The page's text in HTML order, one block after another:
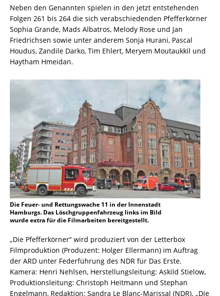
Neben den Genannten spielen in den jetzt entstehenden
Folgen 261 bis 264 die sich verabschiedenden Pfefferkörner
Sophia Grande, Mads Albatros, Melody Rose und Jan
Friedrichsen sowie unter anderem Sonja Hurani, Pascal
Houdus, Zandile Darko, Tim Ehlert, Meryem Moutaukkil und
Haytham Hmeidan.
Die Feuer- und Rettungswache 11 in der Innenstadt
Hamburgs. Das Löschgruppenfahrzeug links im Bild
wurde extra für die Filmarbeiten bereitgestellt.
„Die Pfefferkörner“ wird produziert von der Letterbox
Filmproduktion (Produzent: Holger Ellermann) im Auftrag
der ARD unter Federführung des NDR für Das Erste.
Kamera: Henri Nehlsen, Herstellungsleitung: Askild Stielow,
Produktionsleitung: Christoph Heitmann und Stephan
Engelmann, Redaktion: Sandra Le Blanc-Marissal (NDR). „Die